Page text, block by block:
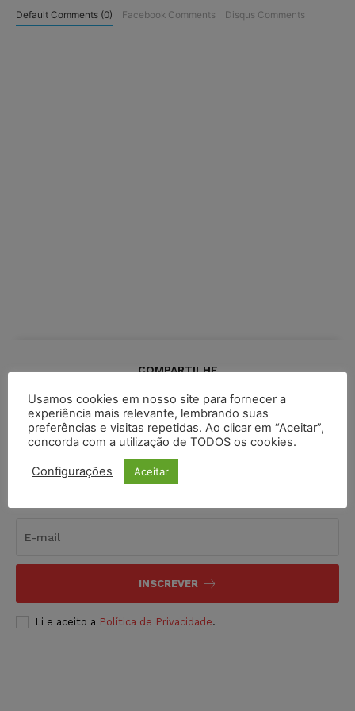
Default Comments (0) Facebook Comments Disqus Comments
COMPARTILHE
INSCREVER
Li e aceito a Política de Privacidade.
Usamos cookies em nosso site para fornecer a
experiência mais relevante, lembrando suas
preferências e visitas repetidas. Ao clicar em “Aceitar”,
concorda com a utilização de TODOS os cookies.
Configurações Aceitar